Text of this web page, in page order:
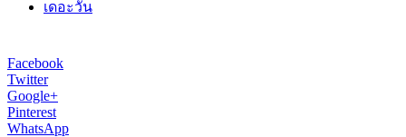
เดอะวัน
Facebook
Twitter
Google+
Pinterest
WhatsApp